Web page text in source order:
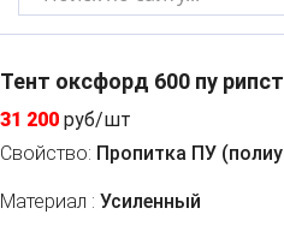
Тент оксфорд 600 пу
31 200 руб/шт
Свойство: Пропитка ПУ
Материал : Усиленный